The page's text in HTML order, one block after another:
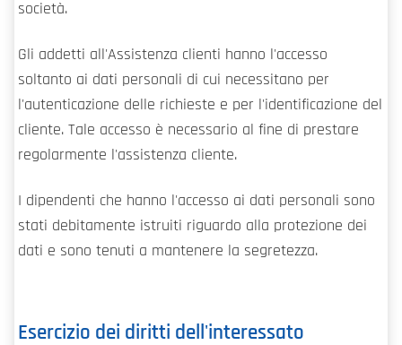
società.
Gli addetti all'Assistenza clienti hanno l'accesso
soltanto ai dati personali di cui necessitano per
l'autenticazione delle richieste e per l'identificazione del
cliente. Tale accesso è necessario al fine di prestare
regolarmente l'assistenza cliente.
I dipendenti che hanno l'accesso ai dati personali sono
stati debitamente istruiti riguardo alla protezione dei
dati e sono tenuti a mantenere la segretezza.
Esercizio dei diritti dell'interessato